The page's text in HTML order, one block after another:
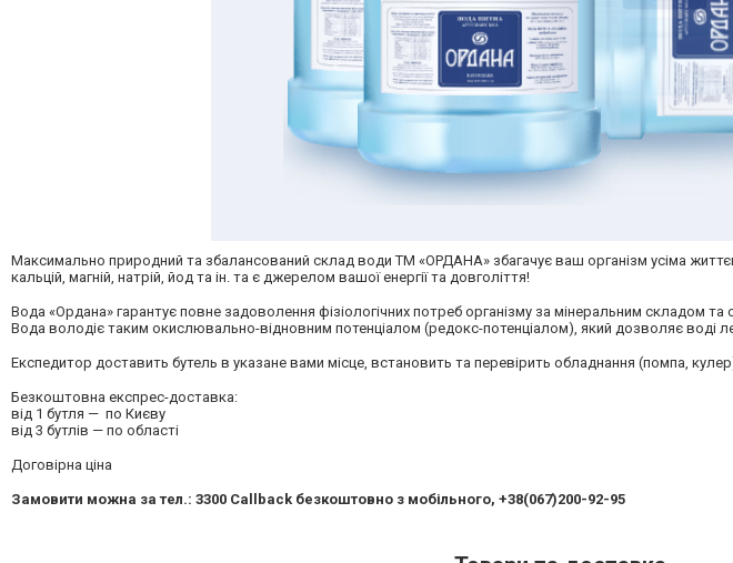
Максимально природний та збалансований склад води ТМ «ОРДАНА» збагачує ваш організм усіма
кальцій, магній, натрій, йод та ін. та є джерелом вашої енергії та довголіття!
Вода «Ордана» гарантує повне задоволення фізіологічних потреб організму за мінеральним складом та
Вода володіє таким окислювально-відновним потенціалом (редокс-потенціалом), який дозволяє воді
Експедитор доставить бутель в указане вами місце, встановить та перевірить обладнання (помпа,
Безкоштовна експрес-доставка:
від 1 бутля — по Києву
від 3 бутлів — по області
Договірна ціна
Замовити можна за тел.: 3300 Callback безкоштовно з мобільного, +38(067)200-92-95